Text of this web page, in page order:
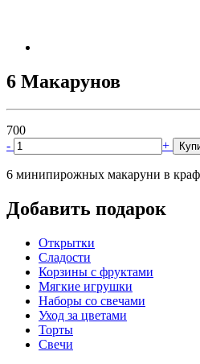
6 Макарунов
700
-
+
6 минипирожных макаруни в
Добавить подарок
Открытки
Сладости
Корзины с фруктами
Мягкие игрушки
Наборы со свечами
Уход за цветами
Торты
Свечи